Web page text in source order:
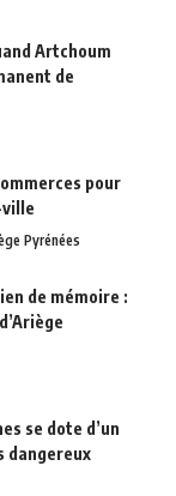
Artchoum
de
pour
Pyrénées
de mémoire :
se dote d’un
dangereux